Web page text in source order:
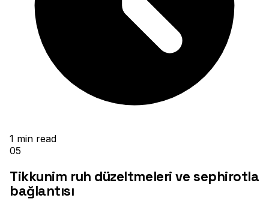
1 min read
05
Tikkunim ruh düzeltmeleri ve sephirotla
bağlantısı